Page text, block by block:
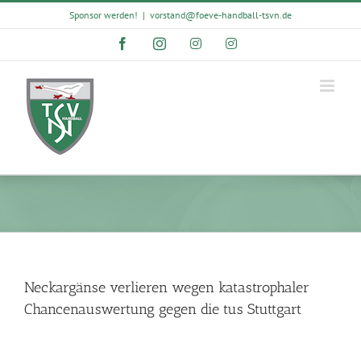
Skip
Sponsor werden! | vorstand@foeve-handball-tsvn.de
FacebookInstagramInstagramInstagram
Neckargänse verlieren wegen katastrophaler
Chancenauswertung gegen die tus Stuttgart